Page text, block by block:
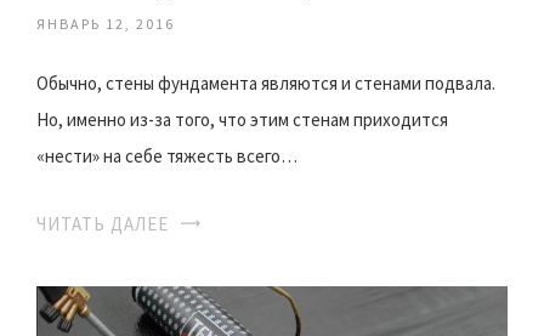
ЯНВАРЬ 12, 2016
Обычно, стены фундамента являются и стенами подвала.
Но, именно из-за того, что этим стенам приходится
«нести» на себе тяжесть всего…
ЧИТАТЬ ДАЛЕЕ